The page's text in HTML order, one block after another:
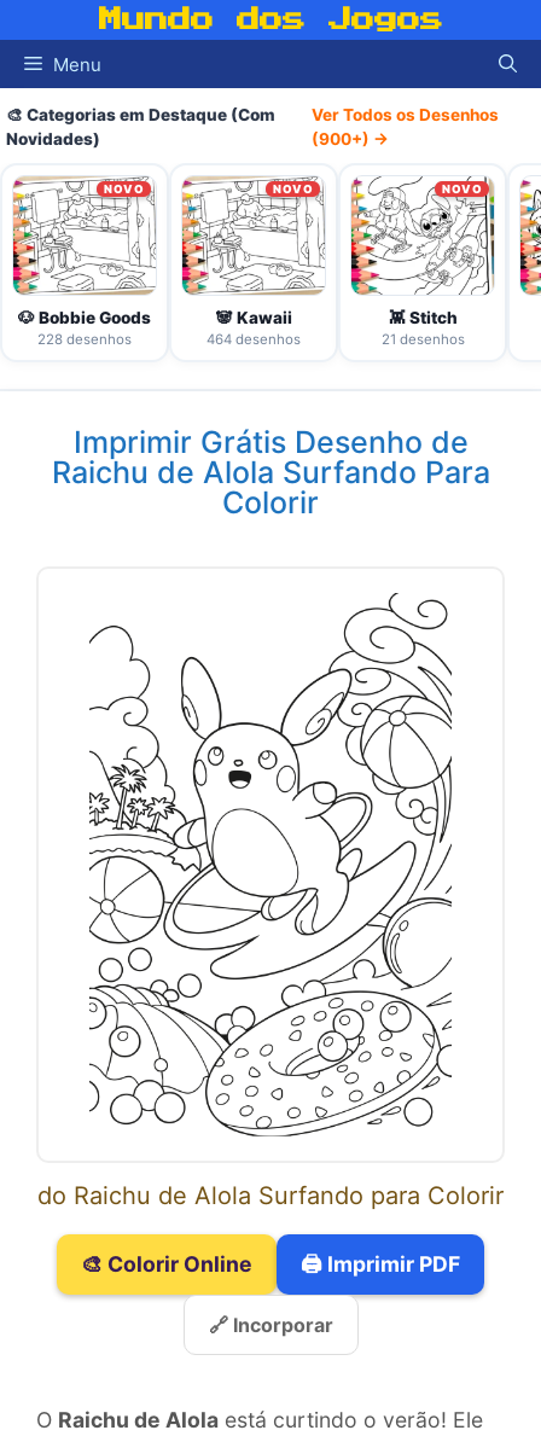
para
conteúdo
Mundo dos Jogos
Menu
🎨 Categorias em Destaque (Com
Novidades)
Ver Todos os Desenhos
(900+) →
NOVO
🐶 Bobbie Goods
228 desenhos
NOVO
🐼 Kawaii
464 desenhos
NOVO
👾 Stitch
21 desenhos
Imprimir Grátis Desenho de
Raichu de Alola Surfando Para
Colorir
do Raichu de Alola Surfando para Colorir
🎨 Colorir Online 🖨️ Imprimir PDF
🔗 Incorporar
O Raichu de Alola está curtindo o verão! Ele